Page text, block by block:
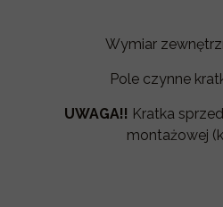
Wymiar
Pole czynne
UWAGA!! Kratka
montażowej